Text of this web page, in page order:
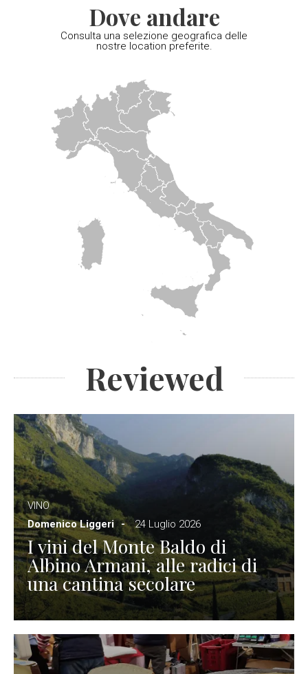
Dove andare
Consulta una selezione geografica delle
nostre location preferite.
Reviewed
VINO
Domenico Liggeri
24 Luglio 2026
I vini del Monte Baldo di
Albino Armani, alle radici di
una cantina secolare